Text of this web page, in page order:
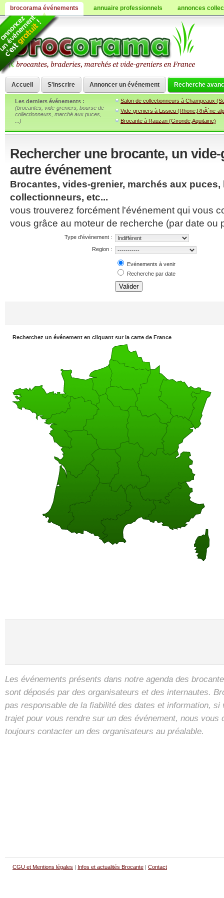
Accueil S'inscrire Annoncer un événement Recherche
Les derniers événements :
(brocantes, vide-greniers, bourse de
collectionneurs, marché aux puces,
...)
Salon de collectionneurs à Champeaux
Vide-greniers à Lissieu (Rhone,RhÃ´ne-
Brocante à Rauzan (Gironde,Aquitaine)
Rechercher une brocante, un
autre événement
Brocantes, vides-grenier, marchés aux puces,
collectionneurs, etc...
vous trouverez forcément l'événement qui vous
vous grâce au moteur de recherche (par date ou
Type d'événement :
Region :
Evénements à venir
Recherche par date
Valider
Recherchez un événement en cliquant sur la carte de France
Les événements présents dans notre agenda des
sont déposés par des organisateurs et des internautes.
pas responsable de la fiabilité des dates et information, si
trajet pour vous rendre sur un des événement, nous vous
toujours contacter un des organisateurs au préalable.
CGU et Mentions légales | Infos et actualités Brocante | Contact
brocorama événements annuaire professionnels annonces